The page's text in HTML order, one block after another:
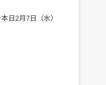
日2月7日（水）